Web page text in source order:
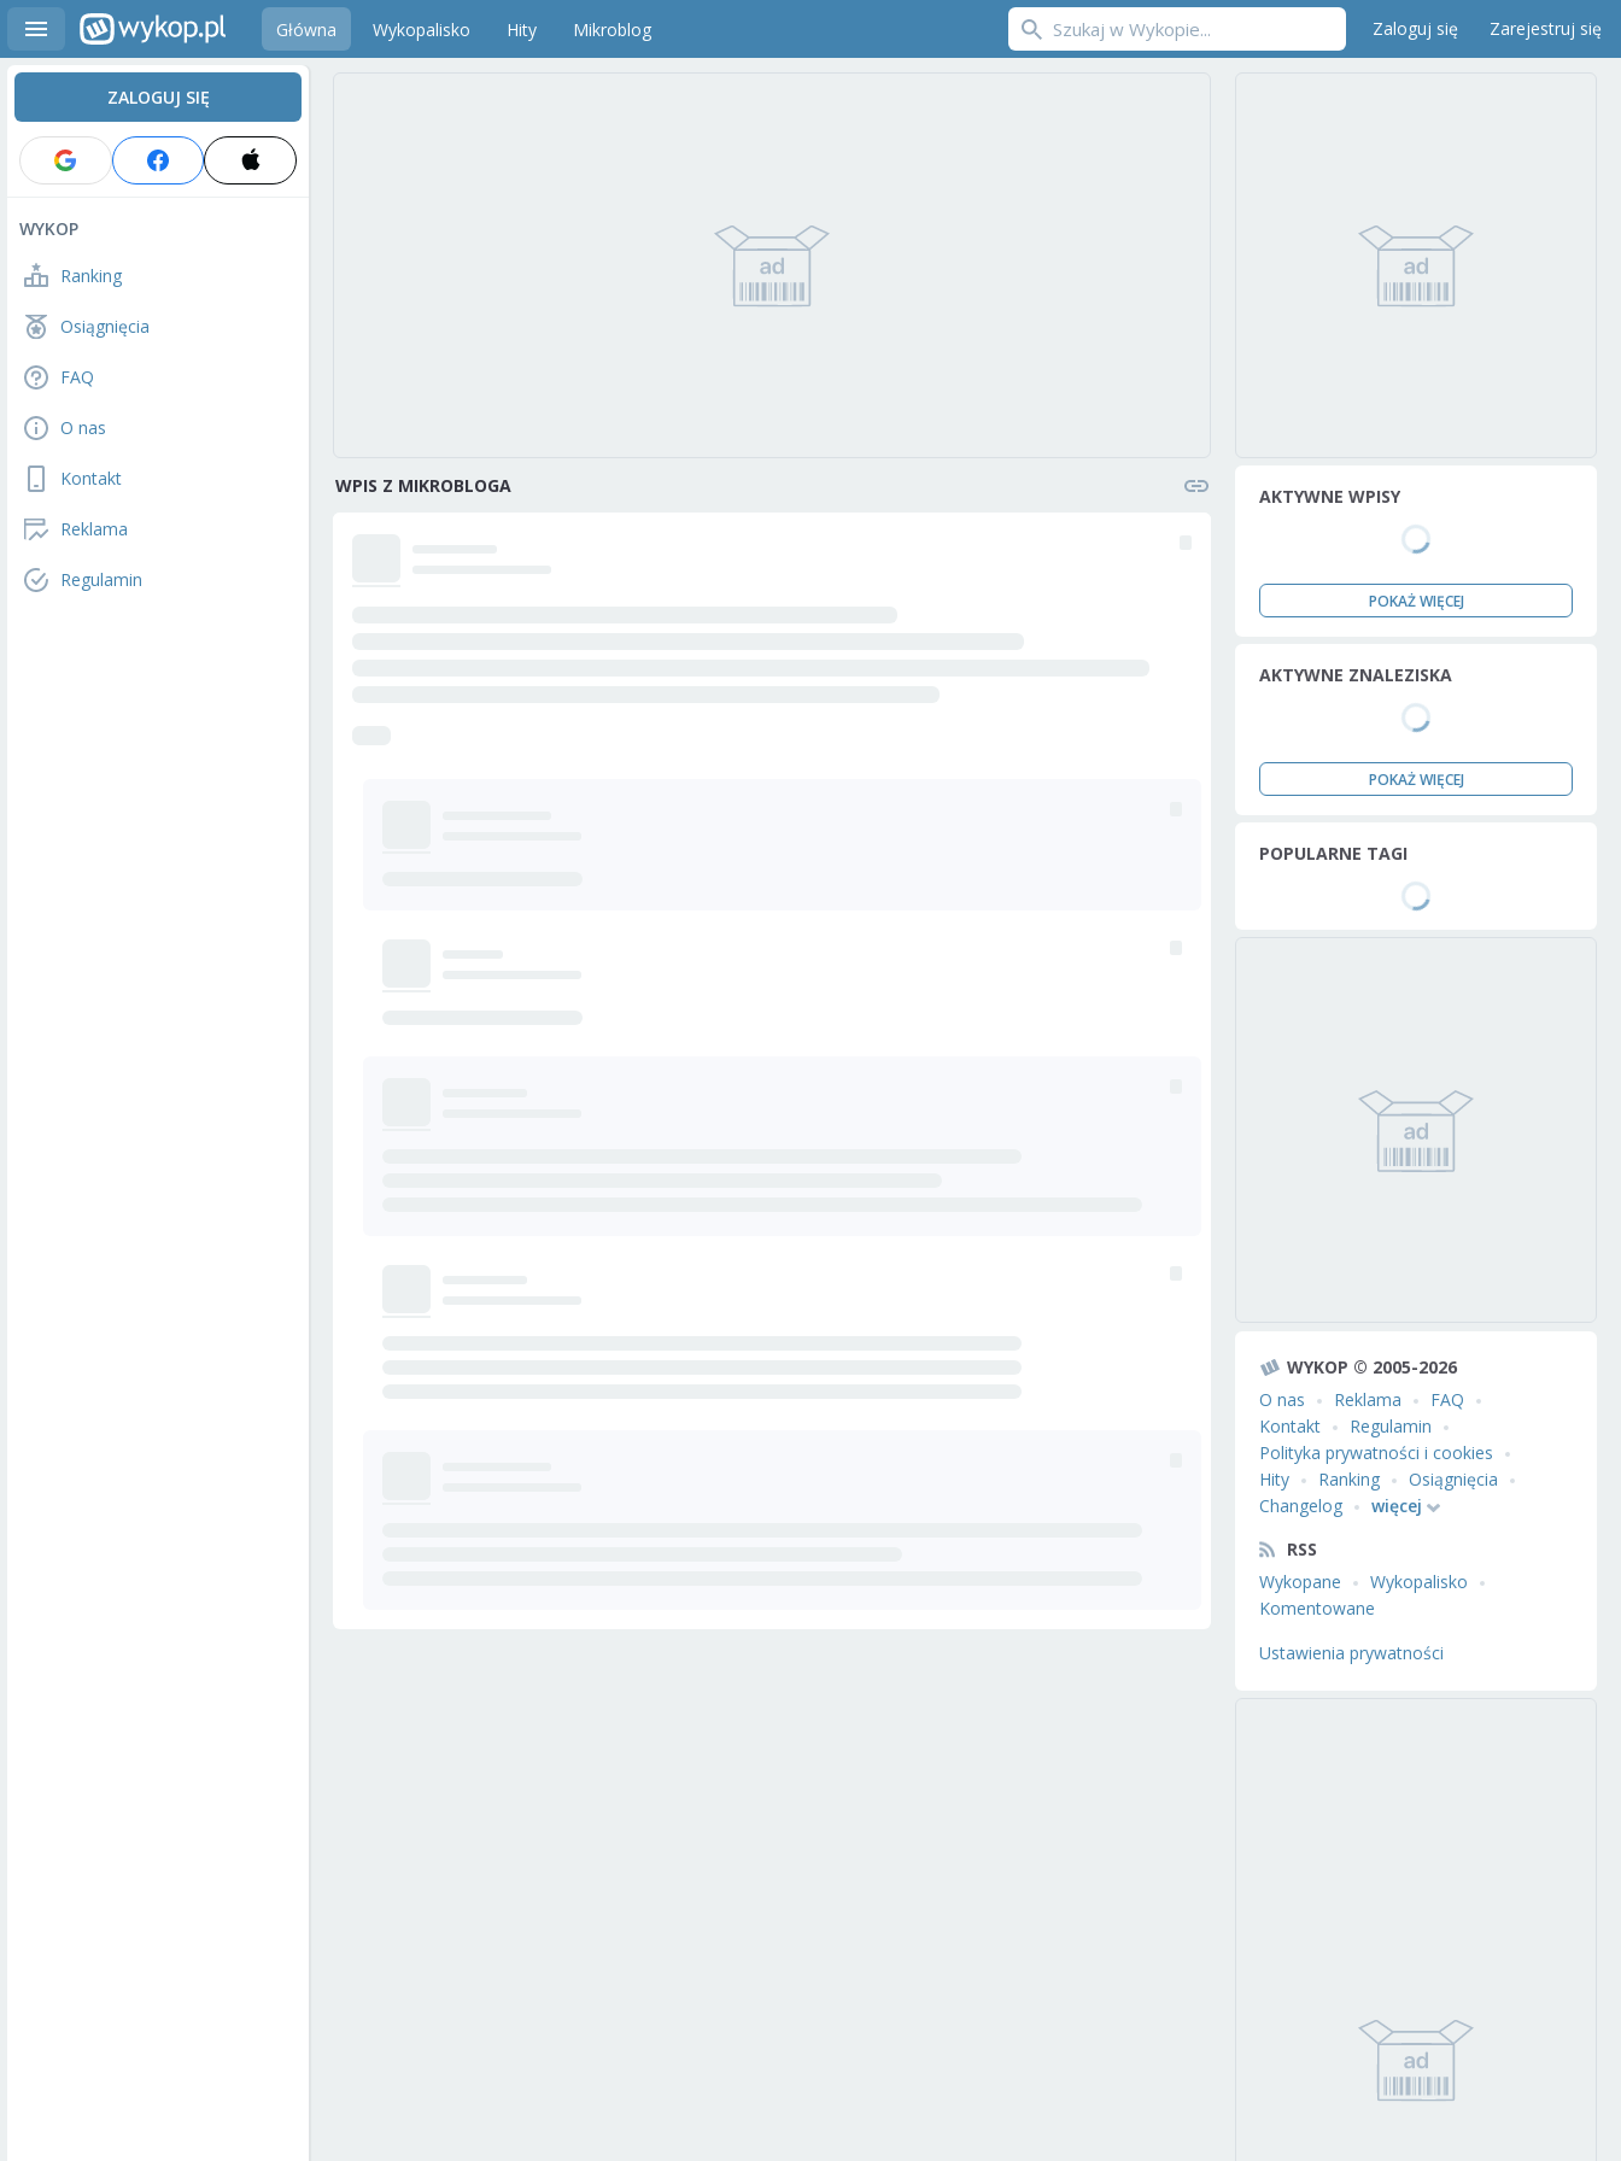
Główna Wykopalisko Hity Mikroblog Zaloguj się Zarejestruj się
ZALOGUJ SIĘ
WYKOP
Ranking
Osiągnięcia
FAQ
O nas
Kontakt
Reklama
Regulamin
WPIS Z MIKROBLOGA AKTYWNE WPISY
POKAŻ WIĘCEJ
AKTYWNE ZNALEZISKA
POKAŻ WIĘCEJ
POPULARNE TAGI
WYKOP © 2005-2026
O nas
Reklama
FAQ
Kontakt
Regulamin
Polityka prywatności i cookies
Hity
Ranking
Osiągnięcia
Changelog
więcej
RSS
Wykopane
Wykopalisko
Komentowane
Ustawienia prywatności